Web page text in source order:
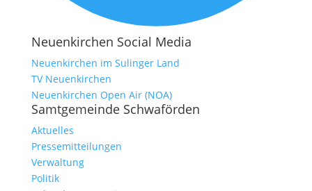
Neuenkirchen Social Media
Neuenkirchen im Sulinger Land
TV Neuenkirchen
Neuenkirchen Open Air (NOA)
Samtgemeinde Schwaförden
Aktuelles
Pressemitteilungen
Verwaltung
Politik